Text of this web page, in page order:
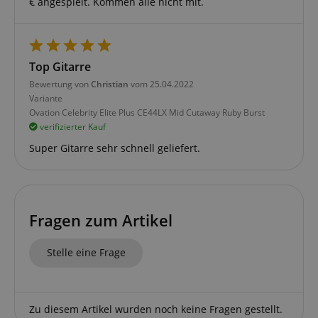
Top Gitarre
Bewertung von Christian vom 25.04.2022
Variante
Ovation Celebrity Elite Plus CE44LX Mid Cutaway Ruby Burst
verifizierter Kauf
Super Gitarre sehr schnell geliefert.
Fragen zum Artikel
Stelle eine Frage
Zu diesem Artikel wurden noch keine Fragen gestellt.
Cookie
Anbieter /
Domain
zoovu-
vid-
Stunde
assistant for